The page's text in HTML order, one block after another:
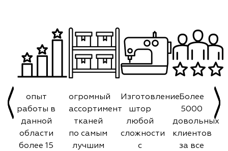
опыт
работы в
данной
области
более 15
огромный
ассортимент
тканей
по самым
лучшим
Изготовление
штор
любой
сложности
с
Более
5000
довольных
клиентов
за все